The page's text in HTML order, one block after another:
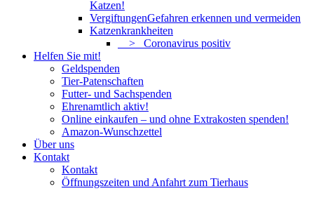
Katzen!
VergiftungenGefahren erkennen und vermeiden
Katzenkrankheiten
> Coronavirus positiv
Helfen Sie mit!
Geldspenden
Tier-Patenschaften
Futter- und Sachspenden
Ehrenamtlich aktiv!
Online einkaufen – und ohne Extrakosten spenden!
Amazon-Wunschzettel
Über uns
Kontakt
Kontakt
Öffnungszeiten und Anfahrt zum Tierhaus